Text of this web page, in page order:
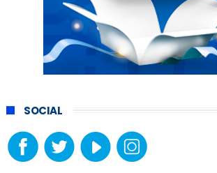
SOCIAL